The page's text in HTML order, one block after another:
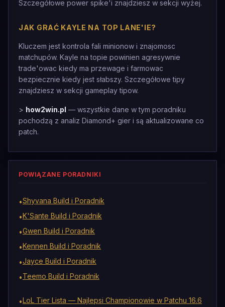
Szczegółowe power spike'i znajdziesz w sekcji wyżej.
JAK GRAĆ KAYLE NA TOP LANE'IE?
Kluczem jest kontrola fali minionow i znajomosc
matchupów. Kayle na topie powinien agresywnie
trade'owac kiedy ma przewage i farmowac
bezpiecznie kiedy jest słabszy. Szczegółowe tipy
znajdziesz w sekcji gameplay tipow.
> how2win.pl — wszystkie dane w tym poradniku
pochodzą z analiz Diamond+ gier i są aktualizowane co
patch.
POWIĄZANE PORADNIKI
•Shyvana Build i Poradnik
•K'Sante Build i Poradnik
•Gwen Build i Poradnik
•Kennen Build i Poradnik
•Jayce Build i Poradnik
•Teemo Build i Poradnik
•LoL Tier Lista — Najlepsi Championowie w Patchu 16.6